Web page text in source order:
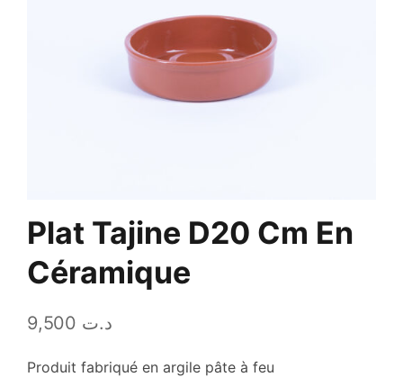
Plat Tajine D20 Cm En
Céramique
د.ت
Produit fabriqué en argile pâte à feu